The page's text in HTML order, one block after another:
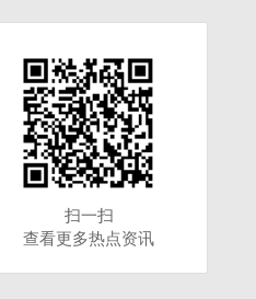
扫一扫
查看更多热点资讯
扫一扫
查看更多热点资讯